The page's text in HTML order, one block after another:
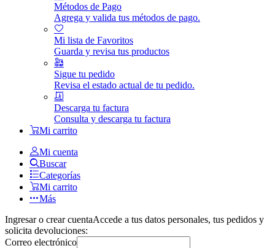
Métodos de Pago
Agrega y valida tus métodos de pago.
Mi lista de Favoritos
Guarda y revisa tus productos
Sigue tu pedido
Revisa el estado actual de tu pedido.
Descarga tu factura
Consulta y descarga tu factura
Mi carrito
Mi cuenta
Buscar
Categorías
Mi carrito
Más
Ingresar o crear cuentaAccede a tus datos personales, tus pedidos y
solicita devoluciones:
Correo electrónico